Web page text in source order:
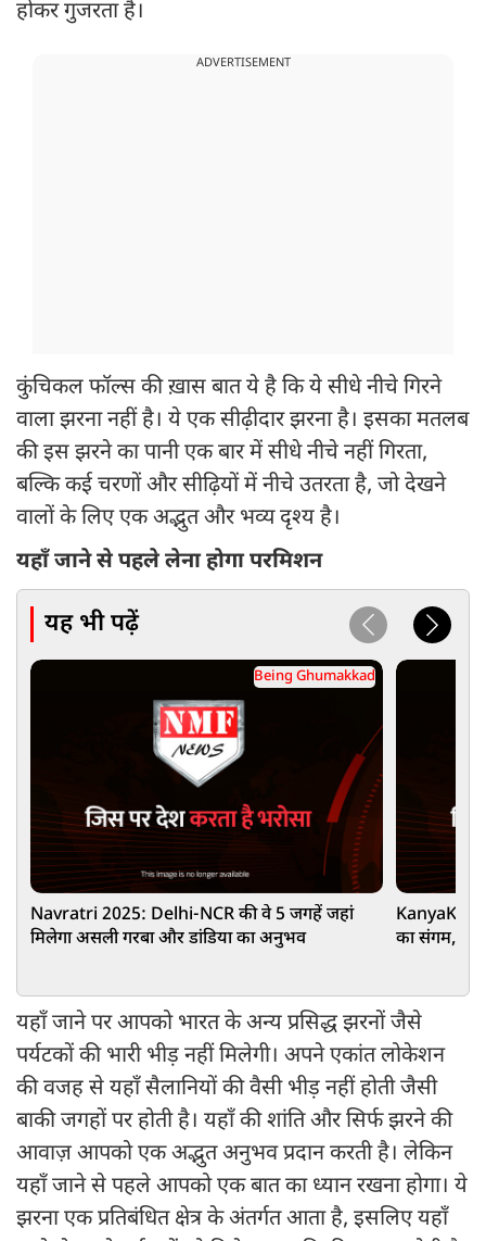
होकर गुजरता है।
ADVERTISEMENT
कुंचिकल फॉल्स की ख़ास बात ये है कि ये सीधे नीचे गिरने
वाला झरना नहीं है। ये एक सीढ़ीदार झरना है। इसका मतलब
की इस झरने का पानी एक बार में सीधे नीचे नहीं गिरता,
बल्कि कई चरणों और सीढ़ियों में नीचे उतरता है, जो देखने
वालों के लिए एक अद्भुत और भव्य दृश्य है।
यहाँ जाने से पहले लेना होगा परमिशन
यह भी पढ़ें
Being Ghumakkad
Navratri 2025: Delhi-NCR की वे 5 जगहें जहां
मिलेगा असली गरबा और डांडिया का अनुभव
का संगम,
यहाँ जाने पर आपको भारत के अन्य प्रसिद्ध झरनों जैसे
पर्यटकों की भारी भीड़ नहीं मिलेगी। अपने एकांत लोकेशन
की वजह से यहाँ सैलानियों की वैसी भीड़ नहीं होती जैसी
बाकी जगहों पर होती है। यहाँ की शांति और सिर्फ झरने की
आवाज़ आपको एक अद्भुत अनुभव प्रदान करती है। लेकिन
यहाँ जाने से पहले आपको एक बात का ध्यान रखना होगा। ये
झरना एक प्रतिबंधित क्षेत्र के अंतर्गत आता है, इसलिए यहाँ